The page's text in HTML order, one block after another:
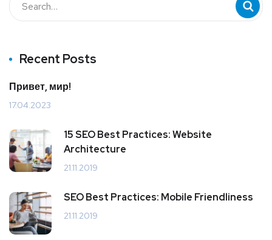
Recent Posts
Привет, мир!
17.04.2023
15 SEO Best Practices: Website
Architecture
21.11.2019
SEO Best Practices: Mobile Friendliness
21.11.2019